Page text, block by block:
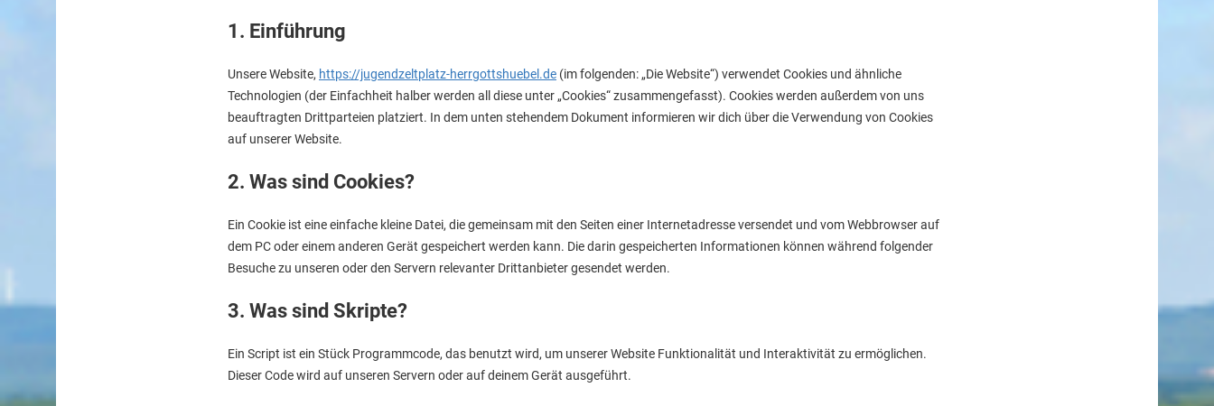
1. Einführung
Unsere Website, https://jugendzeltplatz-herrgottshuebel.de (im folgenden: „Die Website“) verwendet Cookies und ähnliche
Technologien (der Einfachheit halber werden all diese unter „Cookies“ zusammengefasst). Cookies werden außerdem von uns
beauftragten Drittparteien platziert. In dem unten stehendem Dokument informieren wir dich über die Verwendung von Cookies
auf unserer Website.
2. Was sind Cookies?
Ein Cookie ist eine einfache kleine Datei, die gemeinsam mit den Seiten einer Internetadresse versendet und vom Webbrowser auf
dem PC oder einem anderen Gerät gespeichert werden kann. Die darin gespeicherten Informationen können während folgender
Besuche zu unseren oder den Servern relevanter Drittanbieter gesendet werden.
3. Was sind Skripte?
Ein Script ist ein Stück Programmcode, das benutzt wird, um unserer Website Funktionalität und Interaktivität zu ermöglichen.
Dieser Code wird auf unseren Servern oder auf deinem Gerät ausgeführt.